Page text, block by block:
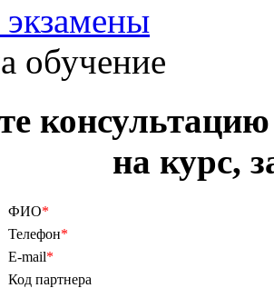
обучение
на курс,
ФИО*
Телефон*
E-mail*
Код партнера